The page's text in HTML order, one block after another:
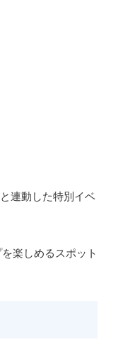
連動した特別イベ
楽しめるスポット